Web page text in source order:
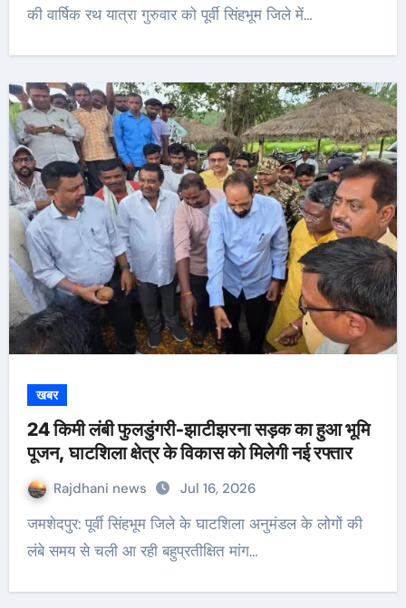
की वार्षिक रथ यात्रा गुरुवार को पूर्वी सिंहभूम जिले में…
खबर
24 किमी लंबी फुलडुंगरी-झाटीझरना सड़क का हुआ भूमि
पूजन, घाटशिला क्षेत्र के विकास को मिलेगी नई रफ्तार
Rajdhani news Jul 16, 2026
जमशेदपुर: पूर्वी सिंहभूम जिले के घाटशिला अनुमंडल के लोगों की
लंबे समय से चली आ रही बहुप्रतीक्षित मांग…